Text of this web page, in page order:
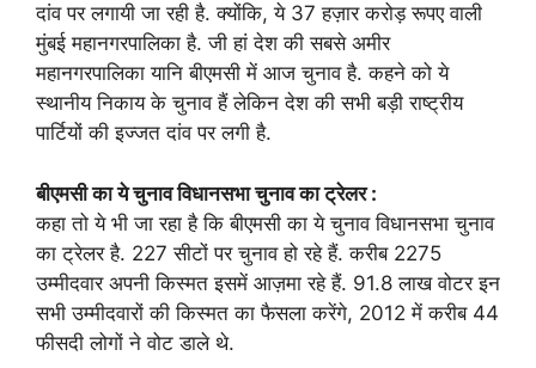
दांव पर लगायी जा रही है. क्योंकि, ये 37 हज़ार करोड़ रूपए वाली
मुंबई महानगरपालिका है. जी हां देश की सबसे अमीर
महानगरपालिका यानि बीएमसी में आज चुनाव है. कहने को ये
स्थानीय निकाय के चुनाव हैं लेकिन देश की सभी बड़ी राष्ट्रीय
पार्टियों की इज्जत दांव पर लगी है.
बीएमसी का ये चुनाव विधानसभा चुनाव का ट्रेलर :
कहा तो ये भी जा रहा है कि बीएमसी का ये चुनाव विधानसभा चुनाव
का ट्रेलर है. 227 सीटों पर चुनाव हो रहे हैं. करीब 2275
उम्मीदवार अपनी किस्मत इसमें आज़मा रहे हैं. 91.8 लाख वोटर इन
सभी उम्मीदवारों की किस्मत का फैसला करेंगे, 2012 में करीब 44
फीसदी लोगों ने वोट डाले थे.